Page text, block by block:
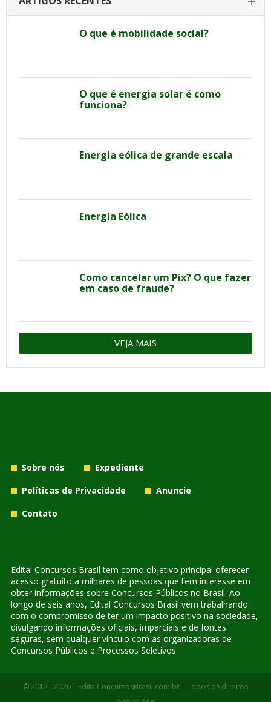
O que é mobilidade social?
O que é energia solar é como
funciona?
Energia eólica de grande escala
Energia Eólica
Como cancelar um Pix? O que fazer
em caso de fraude?
VEJA MAIS
Sobre nós
Expediente
Políticas de Privacidade
Anuncie
Contato
Edital Concursos Brasil tem como objetivo principal oferecer
acesso gratuito a milhares de pessoas que tem interesse em
obter informações sobre Concursos Públicos no Brasil. Ao
longo de seis anos, Edital Concursos Brasil vem trabalhando
com o compromisso de ter um impacto positivo na sociedade,
divulgando informações oficiais, imparciais e de fontes
seguras, sem qualquer vínculo com as organizadoras de
Concursos Públicos e Processos Seletivos.
© 2012 - 2026 – EditalConcursosBrasil.com.br – Todos os direitos